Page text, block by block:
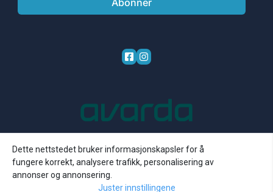
Dette nettstedet bruker informasjonskapsler for å
fungere korrekt, analysere trafikk, personalisering av
annonser og annonsering.
Juster innstillingene